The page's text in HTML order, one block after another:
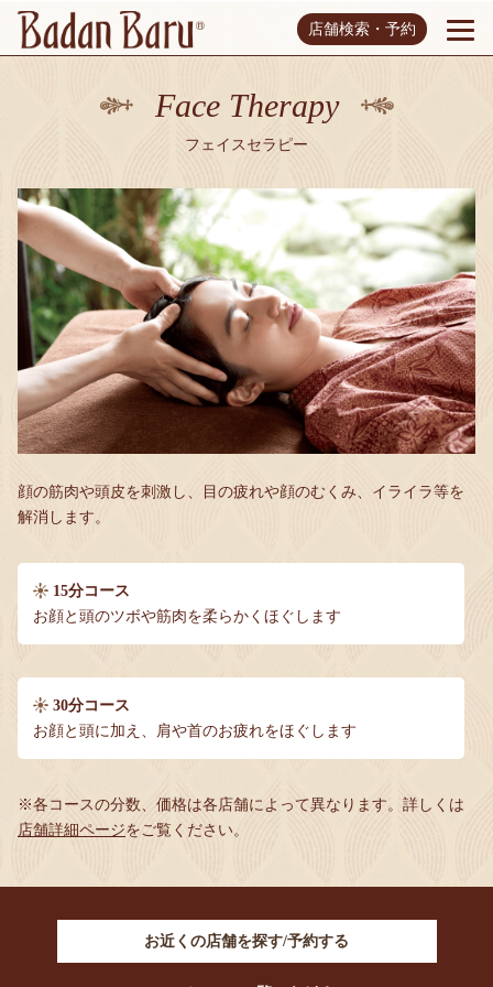
店舗検索・予約
Face Therapy
フェイスセラピー
顔の筋肉や頭皮を刺激し、目の疲れや顔のむくみ、イライラ等を
解消します。
15分コース
お顔と頭のツボや筋肉を柔らかくほぐします
30分コース
お顔と頭に加え、肩や首のお疲れをほぐします
※各コースの分数、価格は各店舗によって異なります。 詳しくは
店舗詳細ページをご覧ください。
お近くの店舗を探す/予約する